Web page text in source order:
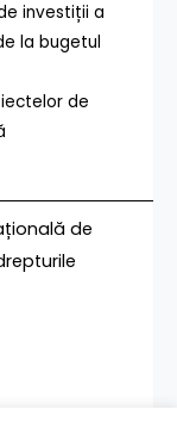
investiții a
la bugetul
de
de